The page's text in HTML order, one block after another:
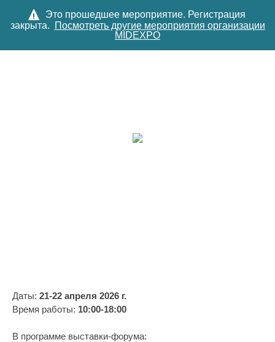
Это прошедшее мероприятие. Регистрация
закрыта.
Посмотреть другие мероприятия организации
MIDEXPO
Даты: 21-22 апреля 2026 г.
Время работы: 10:00-18:00
В программе выставки-форума: